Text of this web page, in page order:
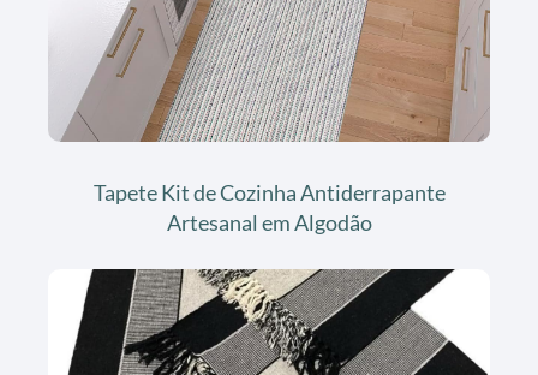
Tapete Kit de Cozinha Antiderrapante
Artesanal em Algodão